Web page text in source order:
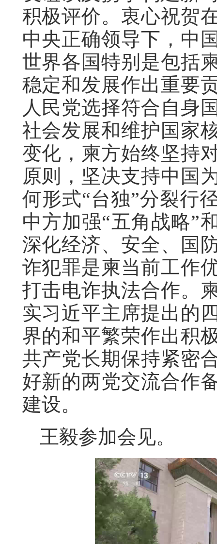
积极评价。衷心祝贺
中央正确领导下，中
世界各国特别是包括
稳定和发展作出重要
人民党选择符合自身
社会发展和维护国家
变化，柬方始终坚持
原则，坚决支持中国
何形式“台独”分裂行
中方加强“五角战略”
深化经济、安全、国
诈犯罪是柬当前工作
打击电诈执法合作。
实习近平主席提出的
界的和平繁荣作出积
共产党长期保持紧密
好新的两党交流合作
建设。
王毅参加会见。